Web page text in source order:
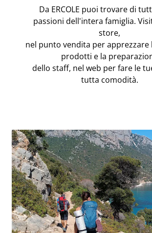
Da ERCOLE puoi trovare di
passioni dell'intera famiglia.
store,
nel punto vendita per apprezzare
prodotti e la
dello staff, nel web per fare le
tutta comodità.